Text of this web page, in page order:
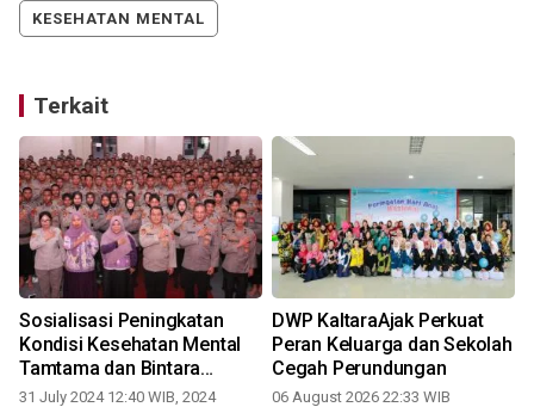
KESEHATAN MENTAL
Terkait
Sosialisasi Peningkatan
Kondisi Kesehatan Mental
Tamtama dan Bintara
Remaja angkatan 51 Tahun
31 July 2024 12:40 WIB, 2024
DWP KaltaraAjak Perkuat
Peran Keluarga dan Sekolah
Cegah Perundungan
06 August 2026 22:33 WIB